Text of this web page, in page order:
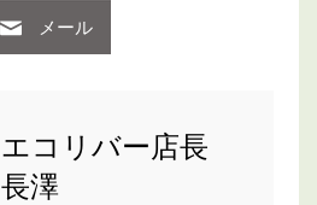
メール
エコリバー店長
長澤